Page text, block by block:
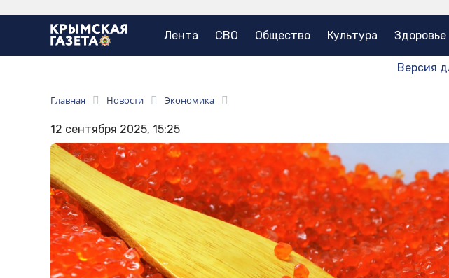
Лента СВО Общество Культура Здоровье
Версия
Главная Новости Экономика
12 сентября 2025, 15:25